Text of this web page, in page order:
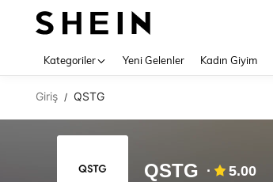
Kategoriler Yeni Gelenler Kadın Giyim
Giriş / QSTG
QSTG 5.00